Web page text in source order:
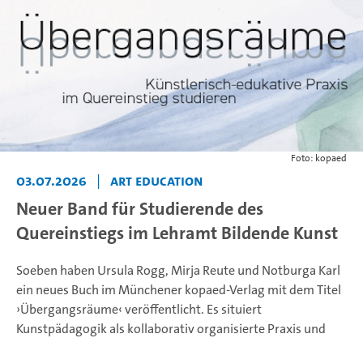
Foto: kopaed
03.07.2026 | ART EDUCATION
Neuer Band für Studierende des
Quereinstiegs im Lehramt Bildende Kunst
Soeben haben Ursula Rogg, Mirja Reute und Notburga Karl
ein neues Buch im Münchener kopaed-Verlag mit dem Titel
›Übergangsräume‹ veröffentlicht. Es situiert
Kunstpädagogik als kollaborativ organisierte Praxis und